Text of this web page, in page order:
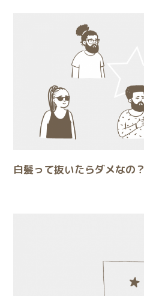
白髪って抜いたらダメなの？